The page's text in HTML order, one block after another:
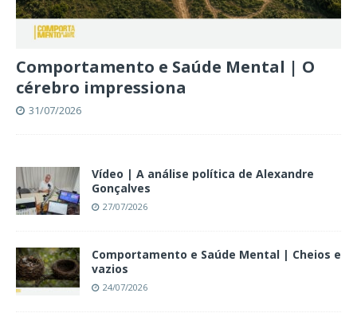
Comportamento e Saúde Mental | O
cérebro impressiona
31/07/2026
Vídeo | A análise política de Alexandre
Gonçalves
27/07/2026
Comportamento e Saúde Mental | Cheios e
vazios
24/07/2026